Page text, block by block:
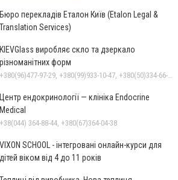
Бюро перекладів Еталон Київ (Etalon Legal &
Translation Services)
KIEVGlass виробляє скло та дзеркало
різноманітних форм
Центр ендокринології — клініка Endocrine
Medical
+38(044) 364-88-44, +380(67)364-04-38
VIXON SCHOOL - інтегровані онлайн-курси для
дітей віком від 4 до 11 років